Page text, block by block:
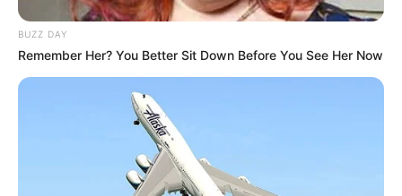
Outras opções de caixas para surpreender a
Veja mais algumas caixinhas surpresas para que
BUZZ DAY
Remember Her? You Better Sit Down Before You See Her Now